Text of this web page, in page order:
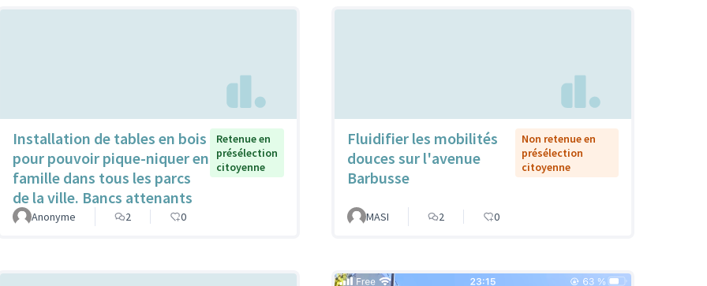
Installation de tables en bois
pour pouvoir pique-niquer en
famille dans tous les parcs
de la ville. Bancs attenants
Retenue en
présélection
citoyenne
Anonyme 2 0
Fluidifier les mobilités
douces sur l'avenue
Barbusse
Non retenue en
présélection
citoyenne
MASI 2 0